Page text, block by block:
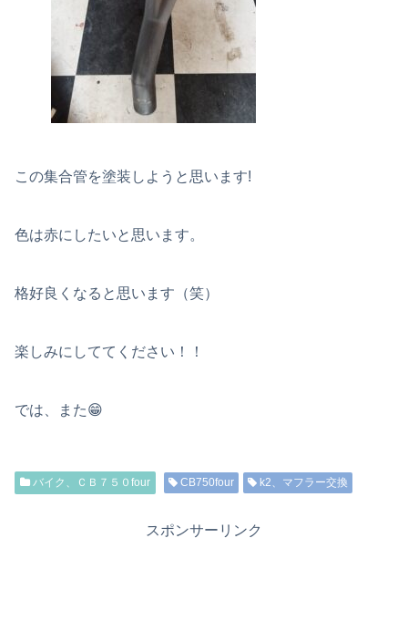
この集合管を塗装しようと思います!
色は赤にしたいと思います。
格好良くなると思います（笑）
楽しみにしててください！！
では、また😁
バイク、ＣＢ７５０four CB750four k2、マフラー交換
スポンサーリンク